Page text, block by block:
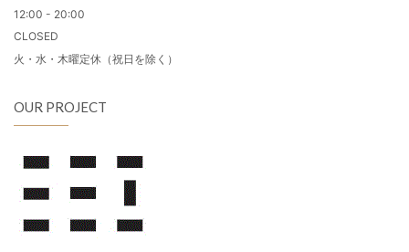
12:00 - 20:00
CLOSED
火・水・木曜定休（祝日を除く）
OUR PROJECT